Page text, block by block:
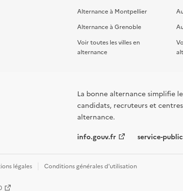
Alternance à Montpellier
Alternance à Grenoble
Voir toutes les villes en
alternance
La bonne alternance simplifie
candidats, recruteurs et
alternance.
info.gouv.fr service-
légales Conditions générales d'utilisation